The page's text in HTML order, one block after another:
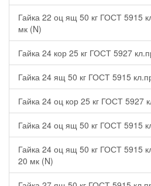
Гайка 22 оц ящ 50 кг ГОСТ 5915
мк (N)
Гайка 24 кор 25 кг ГОСТ 5927
Гайка 24 ящ 50 кг ГОСТ 5915
Гайка 24 оц кор 25 кг ГОСТ 5927
Гайка 24 оц ящ 50 кг ГОСТ 5915
Гайка 24 оц ящ 50 кг ГОСТ 5915
20 мк (N)